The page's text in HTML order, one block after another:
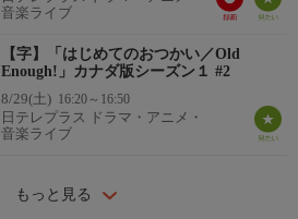
音楽ライブ
【字】「はじめてのおつかい／Old
Enough!」カナダ版シーズン１ #2
8/29(土) 16:20～16:50
日テレプラス ドラマ・アニメ・
音楽ライブ
もっと見る